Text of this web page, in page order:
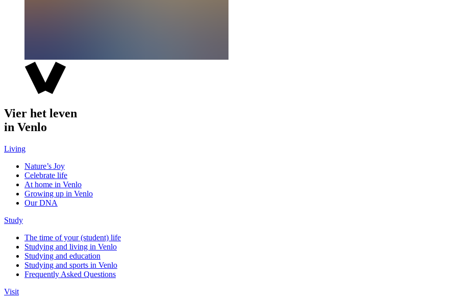
Vier het leven
in Venlo
Living
Nature’s Joy
Celebrate life
At home in Venlo
Growing up in Venlo
Our DNA
Study
The time of your (student) life
Studying and living in Venlo
Studying and education
Studying and sports in Venlo
Frequently Asked Questions
Visit